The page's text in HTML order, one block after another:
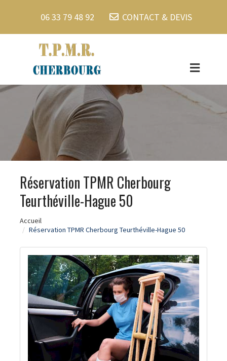
06 33 79 48 92 CONTACT & DEVIS
Réservation TPMR Cherbourg
Teurthéville-Hague 50
Accueil
Réservation TPMR Cherbourg Teurthéville-Hague 50